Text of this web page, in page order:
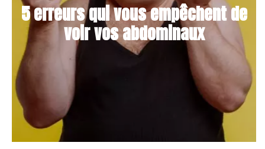
5 erreurs qui vous empêchent de
voir vos abdominaux